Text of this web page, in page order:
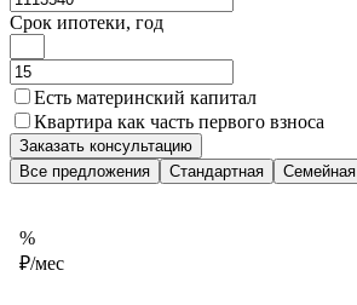
Срок ипотеки, год
Есть материнский капитал
Квартира как часть первого взноса
Заказать консультацию
Все предложения
Стандартная Семейная
%
₽/мес